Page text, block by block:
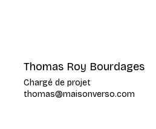
Thomas Roy Bourdages
Chargé de projet
thomas@maisonverso.com